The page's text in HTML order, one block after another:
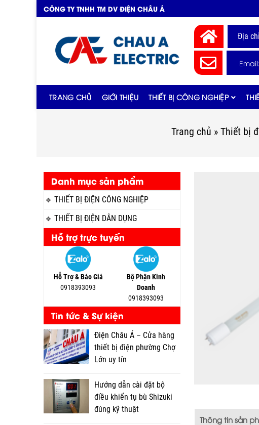
CÔNG TY TNHH TM DV ĐIỆN CHÂU Á
Địa
TRANG CHỦ GIỚI THIỆU THIẾT BỊ CÔNG NGHIỆP
Trang chủ » Thiết bị
Danh mục sản phẩm
THIẾT BỊ ĐIỆN CÔNG NGHIỆP
THIẾT BỊ ĐIỆN DÂN DỤNG
Hỗ trợ trực tuyến
Hỗ Trợ & Báo Giá
0918393093
Bộ Phận Kinh
Doanh
0918393093
Tin tức & Sự kiện
Điện Châu Á – Cửa hàng
thiết bị điện phường Chợ
Lớn uy tín
Hướng dẫn cài đặt bộ
điều khiển tụ bù Shizuki
đúng kỹ thuật
Thông tin sản